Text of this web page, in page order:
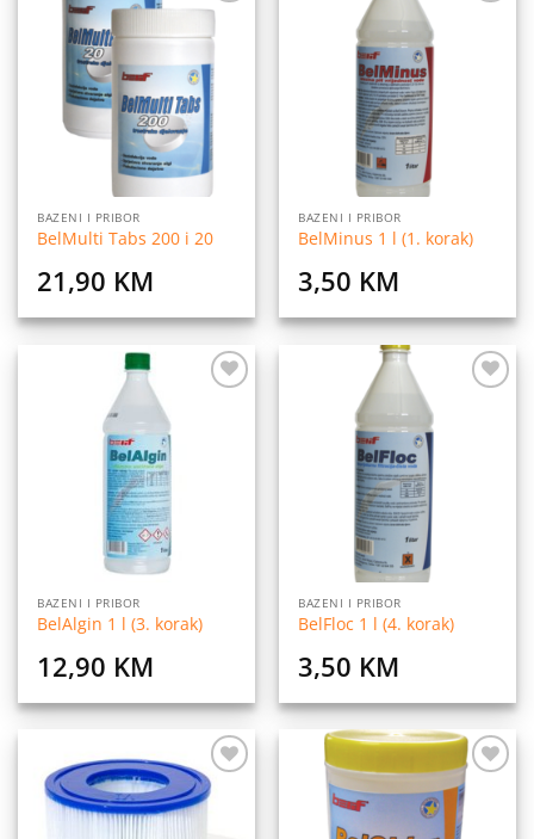
želja
BAZENI I PRIBOR
BelMulti Tabs 200 i 20
21,90 KM
BAZENI I PRIBOR
BelMinus 1 l (1. korak)
3,50 KM
BAZENI I PRIBOR
BelAlgin 1 l (3. korak)
12,90 KM
BAZENI I PRIBOR
BelFloc 1 l (4. korak)
3,50 KM
Dodaj
Dodaj